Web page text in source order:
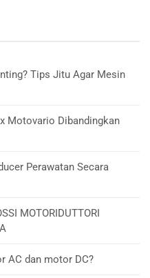
Tips Jitu Agar Mesin
Motovario Dibandingkan
Perawatan Secara
MOTORIDUTTORI
AC dan motor DC?